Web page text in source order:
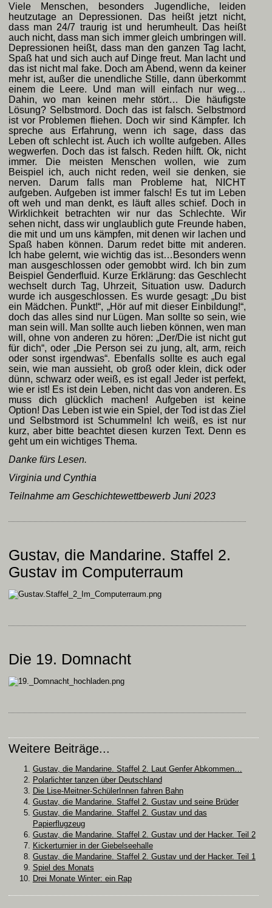
Viele Menschen, besonders Jugendliche, leiden
heutzutage an Depressionen. Das heißt jetzt nicht,
dass man 24/7 traurig ist und herumheult. Das heißt
auch nicht, dass man sich immer gleich umbringen will.
Depressionen heißt, dass man den ganzen Tag lacht,
Spaß hat und sich auch auf Dinge freut. Man lacht und
das ist nicht mal fake. Doch am Abend, wenn da keiner
mehr ist, außer die unendliche Stille, dann überkommt
einem die Leere. Und man will einfach nur weg…
Dahin, wo man keinen mehr stört… Die häufigste
Lösung? Selbstmord. Doch das ist falsch. Selbstmord
ist vor Problemen fliehen. Doch wir sind Kämpfer. Ich
spreche aus Erfahrung, wenn ich sage, dass das
Leben oft schlecht ist. Auch ich wollte aufgeben. Alles
wegwerfen. Doch das ist falsch. Reden hilft. Ok, nicht
immer. Die meisten Menschen wollen, wie zum
Beispiel ich, auch nicht reden, weil sie denken, sie
nerven. Darum falls man Probleme hat, NICHT
aufgeben. Aufgeben ist immer falsch! Es tut im Leben
oft weh und man denkt, es läuft alles schief. Doch in
Wirklichkeit betrachten wir nur das Schlechte. Wir
sehen nicht, dass wir unglaublich gute Freunde haben,
die mit und um uns kämpfen, mit denen wir lachen und
Spaß haben können. Darum redet bitte mit anderen.
Ich habe gelernt, wie wichtig das ist…Besonders wenn
man ausgeschlossen oder gemobbt wird. Ich bin zum
Beispiel Genderfluid. Kurze Erklärung: das Geschlecht
wechselt durch Tag, Uhrzeit, Situation usw. Dadurch
wurde ich ausgeschlossen. Es wurde gesagt: „Du bist
ein Mädchen. Punkt!“, „Hör auf mit dieser Einbildung!“,
doch das alles sind nur Lügen. Man sollte so sein, wie
man sein will. Man sollte auch lieben können, wen man
will, ohne von anderen zu hören: „Der/Die ist nicht gut
für dich“, oder „Die Person sei zu jung, alt, arm, reich
oder sonst irgendwas“. Ebenfalls sollte es auch egal
sein, wie man aussieht, ob groß oder klein, dick oder
dünn, schwarz oder weiß, es ist egal! Jeder ist perfekt,
wie er ist! Es ist dein Leben, nicht das von anderen. Es
muss dich glücklich machen! Aufgeben ist keine
Option! Das Leben ist wie ein Spiel, der Tod ist das Ziel
und Selbstmord ist Schummeln! Ich weiß, es ist nur
kurz, aber bitte beachtet diesen kurzen Text. Denn es
geht um ein wichtiges Thema.
Danke fürs Lesen.
Virginia und Cynthia
Teilnahme am Geschichtewettbewerb Juni 2023
Gustav, die Mandarine. Staffel 2.
Gustav im Computerraum
Die 19. Domnacht
Weitere Beiträge...
Gustav, die Mandarine. Staffel 2. Laut Genfer Abkommen…
Polarlichter tanzen über Deutschland
Die Lise-Meitner-SchülerInnen fahren Bahn
Gustav, die Mandarine. Staffel 2. Gustav und seine Brüder
Gustav, die Mandarine. Staffel 2. Gustav und das
Papierflugzeug
Gustav, die Mandarine. Staffel 2. Gustav und der Hacker. Teil 2
Kickerturnier in der Giebelseehalle
Gustav, die Mandarine. Staffel 2. Gustav und der Hacker. Teil 1
Spiel des Monats
Drei Monate Winter: ein Rap